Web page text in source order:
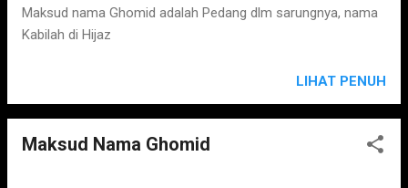
Maksud nama Ghomid adalah Pedang dlm sarungnya, nama
Kabilah di Hijaz
LIHAT PENUH
Maksud Nama Ghomid